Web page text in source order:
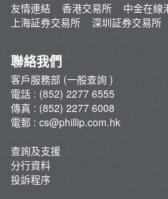
查詢及支援
轉入股票
孖展及利率
佣金及收費資料
表格下載
最新推廣及優惠
重要通知
友情連結
香港交易所 中金在線
上海証券交易所
深圳証券交易所
聯絡我們
客戶服務部 (一般查詢 )
電話 : (852) 2277 6555
傳真 : (852) 2277 6008
電郵 : cs@phillip.com.hk
查詢及支援
分行資料
投訴程序